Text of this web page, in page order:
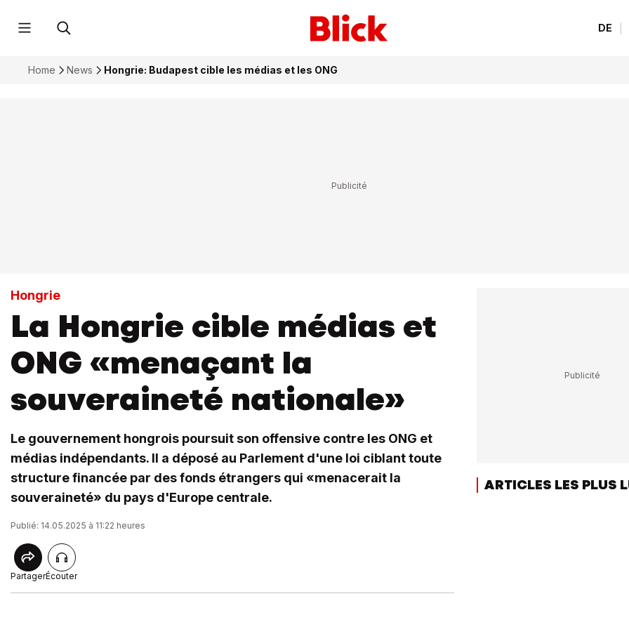
DE
Home News Hongrie: Budapest cible les médias et les ONG
Hongrie
La Hongrie cible médias et
ONG «menaçant la
souveraineté nationale»
Le gouvernement hongrois poursuit son offensive contre les ONG et
médias indépendants. Il a déposé au Parlement d'une loi ciblant toute
structure financée par des fonds étrangers qui «menacerait la
souveraineté» du pays d'Europe centrale.
Publié: 14.05.2025 à 11:22 heures
PartagerÉcouter
ARTICLES LES PLUS